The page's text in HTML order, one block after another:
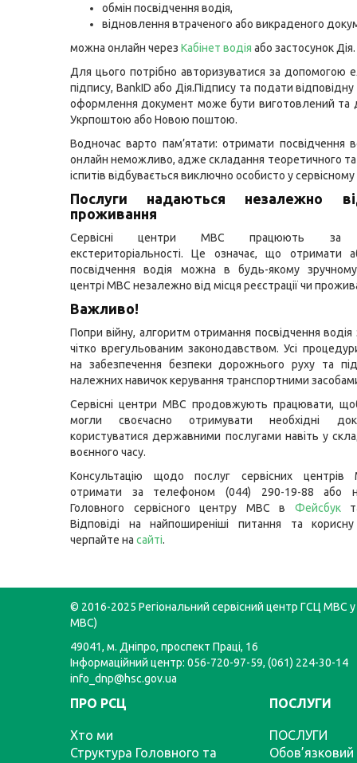
обмін посвідчення водія,
відновлення втраченого або викраденого
можна онлайн через Кабінет водія або застосунок Дія.
Для цього потрібно авторизуватися за допомогою
підпису, BankID або Дія.Підпису та подати відповідну
оформлення документ може бути виготовлений та
Укрпоштою або Новою поштою.
Водночас варто пам’ятати: отримати посвідчення
онлайн неможливо, адже складання теоретичного та
іспитів відбувається виключно особисто у
Послуги надаються незалежно
проживання
Сервісні центри МВС працюють за
екстериторіальності. Це означає, що отримати
посвідчення водія можна в будь-якому
центрі МВС незалежно від місця реєстрації чи
Важливо!
Попри війну, алгоритм отримання посвідчення
чітко врегульованим законодавством. Усі
на забезпечення безпеки дорожнього руху та
належних навичок керування транспортними
Сервісні центри МВС продовжують працювати,
могли своєчасно отримувати необхідні
користуватися державними послугами навіть у
воєнного часу.
Консультацію щодо послуг сервісних
отримати за телефоном (044) 290-19-88 або
Головного сервісного центру МВС в Фейсбук т
Відповіді на найпоширеніші питання та
черпайте на сайті.
© 2016-2025 Регіональний сервісний центр ГСЦ МВС у
МВС)
49041, м. Дніпро, проспект Праці, 16
Інформаційний центр: 056-720-97-59, (061) 224-30-14
info_dnp@hsc.gov.ua
ПРО РСЦ
Хто ми
Структура Головного та
ПОСЛУГИ
ПОСЛУГИ
Обов’язковий